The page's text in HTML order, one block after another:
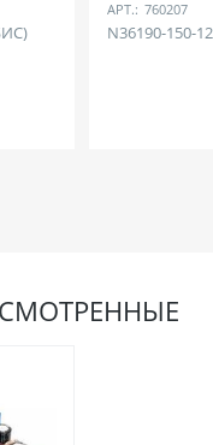
АРТ.: 760207
N36190-150-